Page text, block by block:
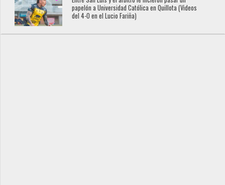
papelón a Universidad Católica en Quillota (Videos
del 4-0 en el Lucio Fariña)